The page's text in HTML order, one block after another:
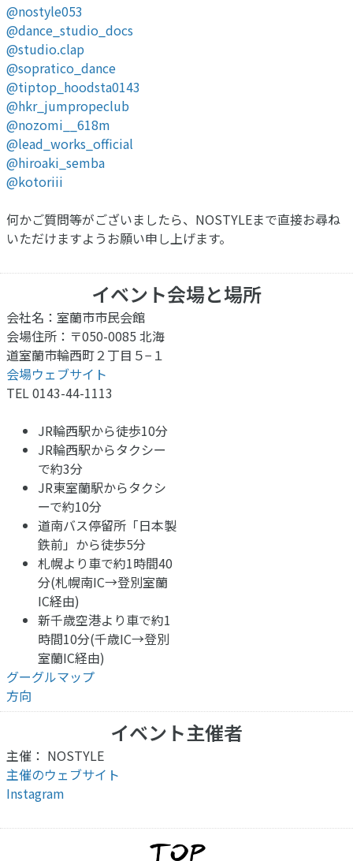
@nostyle053
@dance_studio_docs
@studio.clap
@sopratico_dance
@tiptop_hoodsta0143
@hkr_jumpropeclub
@nozomi__618m
@lead_works_official
@hiroaki_semba
@kotoriii
何かご質問等がございましたら、NOSTYLEまで直接お尋ね
いただけますようお願い申し上げます。
イベント会場と場所
会社名：室蘭市市民会館
会場住所：〒050-0085 北海
道室蘭市輪西町２丁目５−１
会場ウェブサイト
TEL 0143-44-1113
JR輪西駅から徒歩10分
JR輪西駅からタクシー
で約3分
JR東室蘭駅からタクシ
ーで約10分
道南バス停留所「日本製
鉄前」から徒歩5分
札幌より車で約1時間40
分(札幌南IC→登別室蘭
IC経由)
新千歳空港より車で約1
時間10分(千歳IC→登別
室蘭IC経由)
グーグルマップ
方向
イベント主催者
主催： NOSTYLE
主催のウェブサイト
Instagram